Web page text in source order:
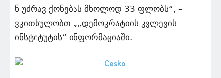
ნ უძრავ ქონებას მხოლოდ 33 ფლობს“, –
ვკითხულობთ „„დემოკრატიის კვლევის
ინსტიტუტის“ ინფორმაციაში.